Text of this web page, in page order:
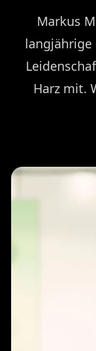
Markus
langjährige
Harz mit.